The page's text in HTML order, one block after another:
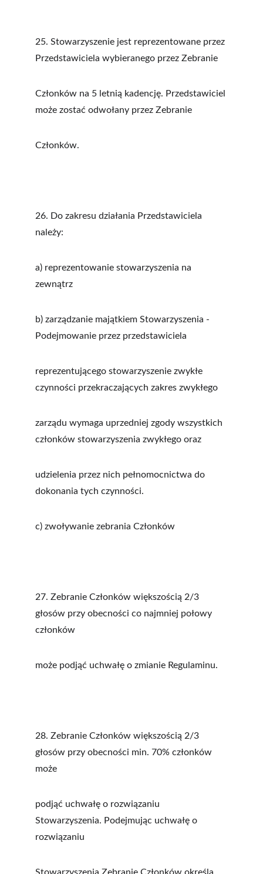
25. Stowarzyszenie jest reprezentowane przez
Przedstawiciela wybieranego przez Zebranie
Członków na 5 letnią kadencję. Przedstawiciel
może zostać odwołany przez Zebranie
Członków.
26. Do zakresu działania Przedstawiciela
należy:
a) reprezentowanie stowarzyszenia na
zewnątrz
b) zarządzanie majątkiem Stowarzyszenia -
Podejmowanie przez przedstawiciela
reprezentującego stowarzyszenie zwykłe
czynności przekraczających zakres zwykłego
zarządu wymaga uprzedniej zgody wszystkich
członków stowarzyszenia zwykłego oraz
udzielenia przez nich pełnomocnictwa do
dokonania tych czynności.
c) zwoływanie zebrania Członków
27. Zebranie Członków większością 2/3
głosów przy obecności co najmniej połowy
członków
może podjąć uchwałę o zmianie Regulaminu.
28. Zebranie Członków większością 2/3
głosów przy obecności min. 70% członków
może
podjąć uchwałę o rozwiązaniu
Stowarzyszenia. Podejmując uchwałę o
rozwiązaniu